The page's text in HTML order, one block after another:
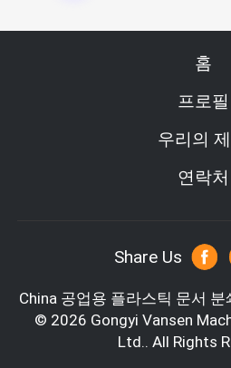
원료 또는 스크랩을 처리해서
용됩니다.대표 실시예는 플라스
기타 등등을 개조하기 위해 녹고
종종 플라스틱 박막, 플라스틱
홈
프로필
우리의
연락처
Share Us
China 공업용 플라스틱 문서 분
© 2026 Gongyi Vansen
Ltd.. All Rights